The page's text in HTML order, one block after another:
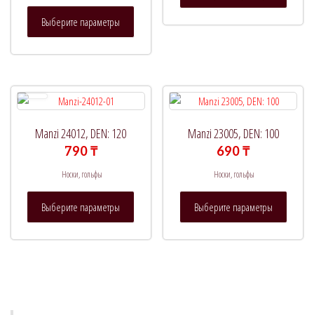
Выберите параметры
Опции
можно
на
Manzi 24012, DEN: 120
790₸
Носки, гольфы
Выберите параметры
Manzi 23005, DEN: 100
690₸
Носки, гольфы
Выберите параметры
Этот